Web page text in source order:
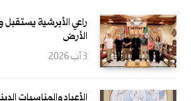
راعي الأبرشية
الأرض
3 آب 2026
الأعياد والمناسبات الدينية